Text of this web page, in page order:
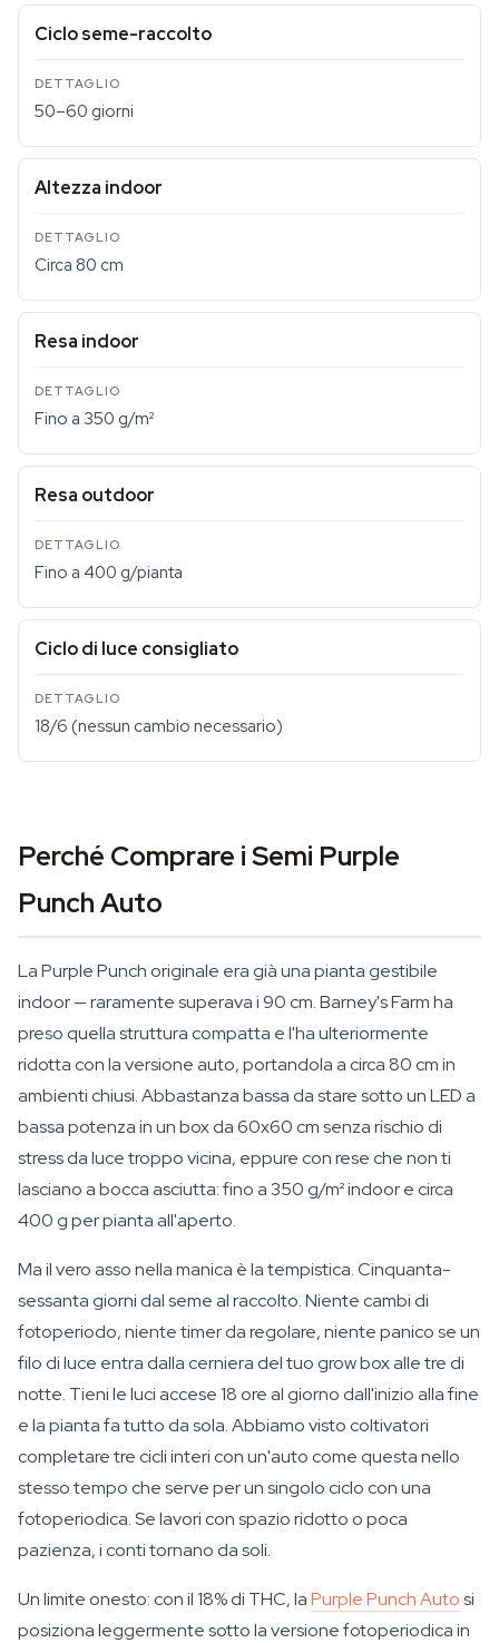
Ciclo seme-raccolto
50–60 giorni
Altezza indoor
Circa 80 cm
Resa indoor
Fino a 350 g/m²
Resa outdoor
Fino a 400 g/pianta
Ciclo di luce consigliato
18/6 (nessun cambio necessario)
Perché Comprare i Semi Purple
Punch Auto
La Purple Punch originale era già una pianta gestibile
indoor — raramente superava i 90 cm. Barney's Farm ha
preso quella struttura compatta e l'ha ulteriormente
ridotta con la versione auto, portandola a circa 80 cm in
ambienti chiusi. Abbastanza bassa da stare sotto un LED a
bassa potenza in un box da 60x60 cm senza rischio di
stress da luce troppo vicina, eppure con rese che non ti
lasciano a bocca asciutta: fino a 350 g/m² indoor e circa
400 g per pianta all'aperto.
Ma il vero asso nella manica è la tempistica. Cinquanta-
sessanta giorni dal seme al raccolto. Niente cambi di
fotoperiodo, niente timer da regolare, niente panico se un
filo di luce entra dalla cerniera del tuo grow box alle tre di
notte. Tieni le luci accese 18 ore al giorno dall'inizio alla fine
e la pianta fa tutto da sola. Abbiamo visto coltivatori
completare tre cicli interi con un'auto come questa nello
stesso tempo che serve per un singolo ciclo con una
fotoperiodica. Se lavori con spazio ridotto o poca
pazienza, i conti tornano da soli.
Un limite onesto: con il 18% di THC, laPurple Punch Autosi
posiziona leggermente sotto la versione fotoperiodica in